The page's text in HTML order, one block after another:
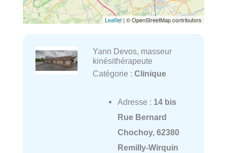
Leaflet | © OpenStreetMap contributors
Yann Devos, masseur
kinésithérapeute
Catégorie : Clinique
Adresse : 14 bis
Rue Bernard
Chochoy, 62380
Remilly-Wirquin